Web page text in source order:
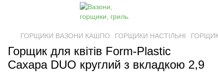
ГОРЩИКИ ВАЗОНИ КАШПО ГОРЩИКИ НАСТІЛЬНІ
Горщик для квітів Form-Plastic
Сахара DUO круглий з вкладкою 2,9